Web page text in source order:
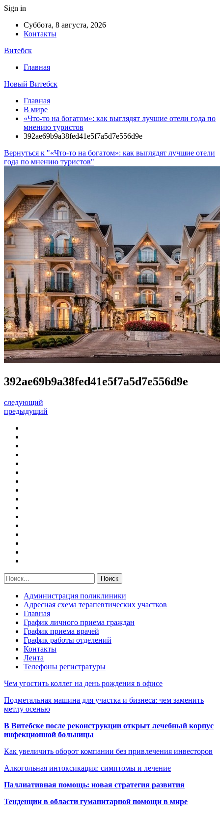
Sign in
Суббота, 8 августа, 2026
Контакты
Витебск
Главная
Новый Витебск
Главная
В мире
«Что-то на богатом»: как выглядят лучшие отели года по
мнению туристов
392ae69b9a38fed41e5f7a5d7e556d9e
Вернуться к "«Что-то на богатом»: как выглядят лучшие отели
года по мнению туристов"
392ae69b9a38fed41e5f7a5d7e556d9e
следующий
предыдущий
Администрация поликлиники
Адресная схема терапевтических участков
Главная
График личного приема граждан
График приема врачей
График работы отделений
Контакты
Лента
Телефоны регистратуры
Чем угостить коллег на день рождения в офисе
Подметальная машина для участка и бизнеса: чем заменить
метлу осенью
В Витебске после реконструкции открыт лечебный корпус
инфекционной больницы
Как увеличить оборот компании без привлечения инвесторов
Алкогольная интоксикация: симптомы и лечение
Паллиативная помощь: новая стратегия развития
Тенденции в области гуманитарной помощи в мире